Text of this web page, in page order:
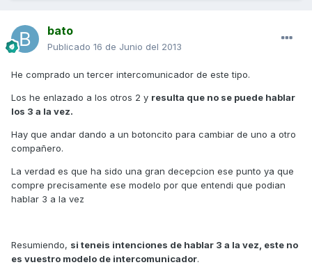
bato
Publicado 16 de Junio del 2013
He comprado un tercer intercomunicador de este tipo.
Los he enlazado a los otros 2 y resulta que no se puede hablar
los 3 a la vez.
Hay que andar dando a un botoncito para cambiar de uno a otro
compañero.
La verdad es que ha sido una gran decepcion ese punto ya que
compre precisamente ese modelo por que entendi que podian
hablar 3 a la vez
Resumiendo, si teneis intenciones de hablar 3 a la vez, este no
es vuestro modelo de intercomunicador.